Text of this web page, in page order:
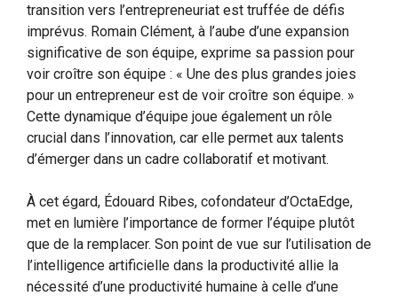
transition vers l’entrepreneuriat est truffée de défis
imprévus. Romain Clément, à l’aube d’une expansion
significative de son équipe, exprime sa passion pour
voir croître son équipe : « Une des plus grandes joies
pour un entrepreneur est de voir croître son équipe. »
Cette dynamique d’équipe joue également un rôle
crucial dans l’innovation, car elle permet aux talents
d’émerger dans un cadre collaboratif et motivant.
À cet égard, Édouard Ribes, cofondateur d’OctaEdge,
met en lumière l’importance de former l’équipe plutôt
que de la remplacer. Son point de vue sur l’utilisation de
l’intelligence artificielle dans la productivité allie la
nécessité d’une productivité humaine à celle d’une